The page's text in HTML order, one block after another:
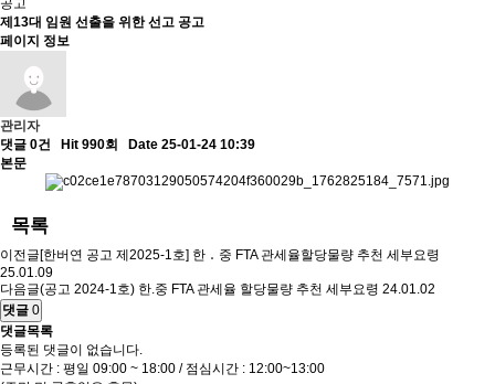
공고
제13대 임원 선출을 위한 선고 공고
페이지 정보
관리자
댓글 0건
Hit 990회
Date 25-01-24 10:39
본문
목록
이전글[한버연 공고 제2025-1호] 한 ․ 중 FTA 관세율할당물량 추천 세부요령
25.01.09
다음글(공고 2024-1호) 한.중 FTA 관세율 할당물량 추천 세부요령 24.01.02
댓글 0
댓글목록
등록된 댓글이 없습니다.
근무시간 : 평일 09:00 ~ 18:00 / 점심시간 : 12:00~13:00